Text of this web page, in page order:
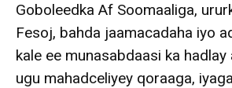
Goboleedka Af Soomaaliga,
Fesoj, bahda jaamacadaha iyo
kale ee munasabdaasi ka hadlay
ugu mahadceliyey qoraaga,